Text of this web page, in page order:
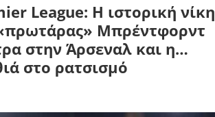
League: H ιστορική νίκη
Μπρέντφορντ
στην Άρσεναλ και η…
στο ρατσισμό